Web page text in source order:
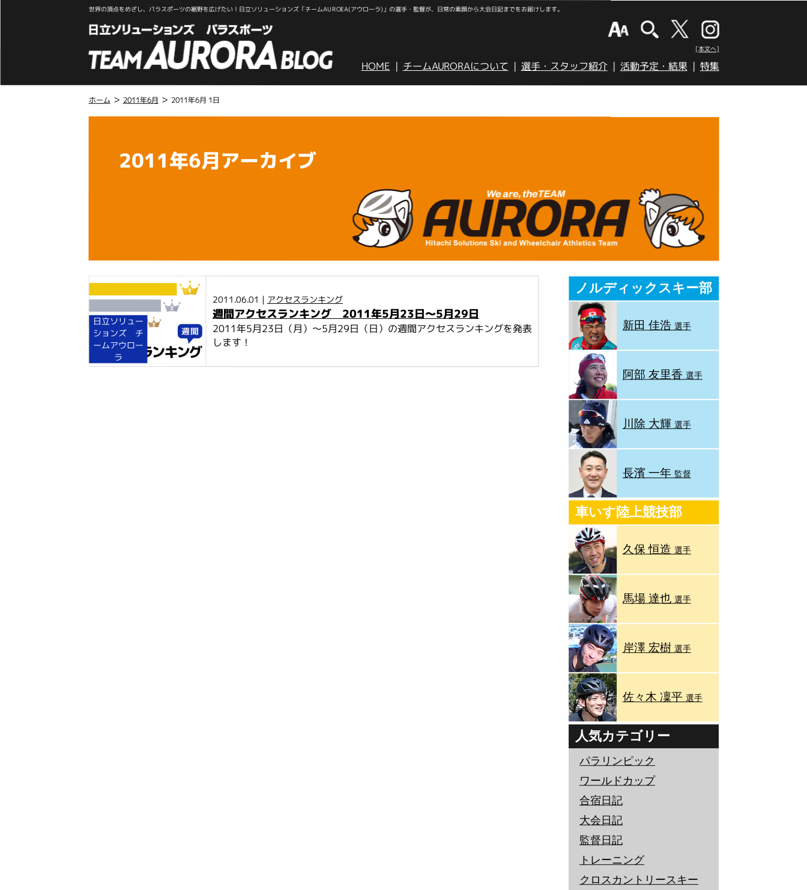
世界の頂点をめざし、パラスポーツの裾野を広げたい！日立ソリューションズ「チームAUROEA(アウローラ)」の選手・監督が、日常の素顔から大会日記までをお届けします。
[本文へ]
HOME チームAURORAについて 選手・スタッフ紹介 活動予定・結果 特集
ホーム > 2011年6月 > 2011年6月 1日
2011年6月アーカイブ
日立ソリュー
ションズ チ
ームアウロー
ラ
2011.06.01 | アクセスランキング
週間アクセスランキング 2011年5月23日～5月29日
2011年5月23日（月）～5月29日（日）の週間アクセスランキングを発表
します！
ノルディックスキー部
新田 佳浩 選手
阿部 友里香 選手
川除 大輝 選手
長濱 一年 監督
車いす陸上競技部
久保 恒造 選手
馬場 達也 選手
岸澤 宏樹 選手
佐々木 凜平 選手
人気カテゴリー
パラリンピック
ワールドカップ
合宿日記
大会日記
監督日記
トレーニング
クロスカントリースキー